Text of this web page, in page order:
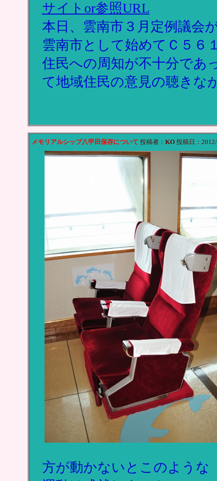
サイトor参照URL
本日、雲南市３月定例議会
雲南市として始めてＣ５６
住民への周知が不十分であ
て地域住民の意見の聴きな
メモリアルシップ八甲田保存について 投稿者： KO投稿日：
方が動かないとこのような